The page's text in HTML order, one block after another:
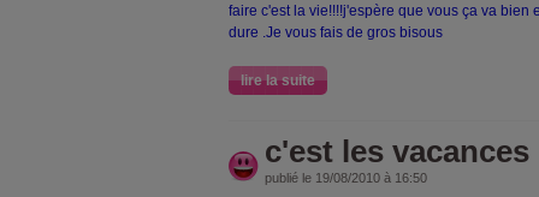
faire c'est la vie!!!!j'espère que vous ça va bien
dure .Je vous fais de gros bisous
lire la suite
c'est les vacances
publié le 19/08/2010 à 16:50